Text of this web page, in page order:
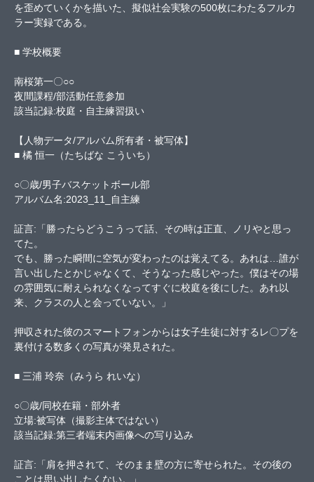
を歪めていくかを描いた、擬似社会実験の500枚にわたるフルカ
ラー実録である。
■ 学校概要
南桜第一〇○○
夜間課程/部活動任意参加
該当記録:校庭・自主練習扱い
【人物データ/アルバム所有者・被写体】
■ 橘 恒一（たちばな こういち）
○〇歳/男子バスケットボール部
アルバム名:2023_11_自主練
証言:「勝ったらどうこうって話、その時は正直、ノリやと思っ
てた。
でも、勝った瞬間に空気が変わったのは覚えてる。あれは…誰が
言い出したとかじゃなくて、そうなった感じやった。僕はその場
の雰囲気に耐えられなくなってすぐに校庭を後にした。あれ以
来、クラスの人と会っていない。」
押収された彼のスマートフォンからは女子生徒に対するレ〇プを
裏付ける数多くの写真が発見された。
■ 三浦 玲奈（みうら れいな）
○〇歳/同校在籍・部外者
立場:被写体（撮影主体ではない）
該当記録:第三者端末内画像への写り込み
証言:「肩を押されて、そのまま壁の方に寄せられた。その後の
ことは思い出したくない。」